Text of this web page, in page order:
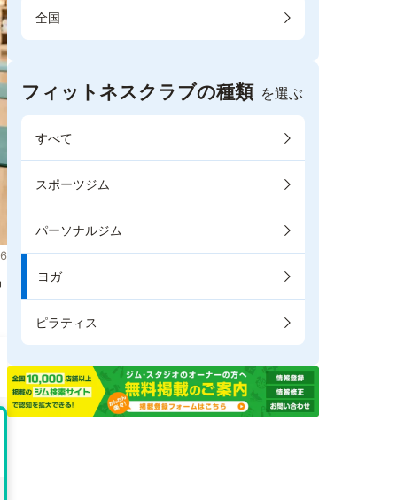
全国
フィットネスクラブの種類 を選ぶ
すべて
スポーツジム
パーソナルジム
ヨガ
ピラティス